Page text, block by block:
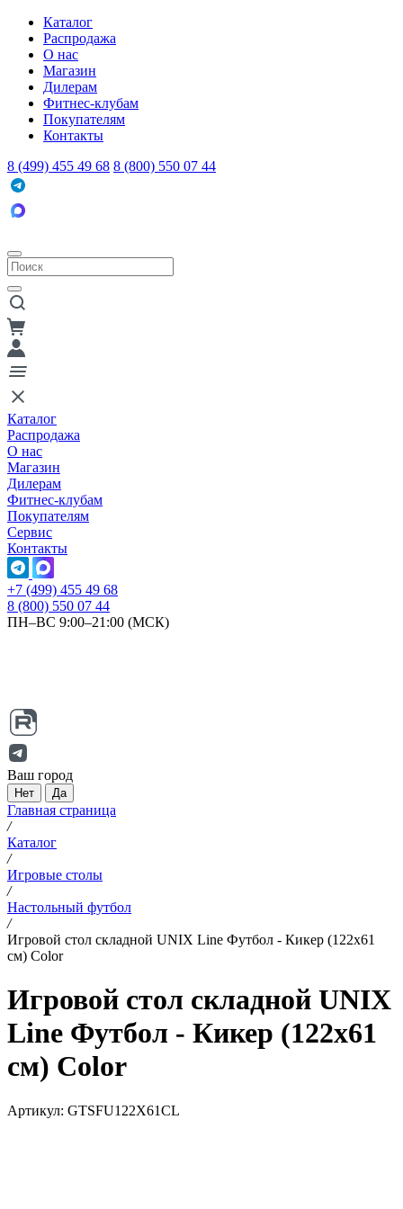
Каталог
Распродажа
О нас
Магазин
Дилерам
Фитнес-клубам
Покупателям
Контакты
8 (499) 455 49 68 8 (800) 550 07 44
Каталог
Распродажа
О нас
Магазин
Дилерам
Фитнес-клубам
Покупателям
Сервис
Контакты
+7 (499) 455 49 68
8 (800) 550 07 44
ПН–ВС 9:00–21:00 (МСК)
Ваш город
Нет Да
Главная страница
/
Каталог
/
Игровые столы
/
Настольный футбол
/
Игровой стол складной UNIX Line Футбол - Кикер (122х61
cм) Color
Игровой стол складной UNIX
Line Футбол - Кикер (122х61
cм) Color
Артикул: GTSFU122X61CL